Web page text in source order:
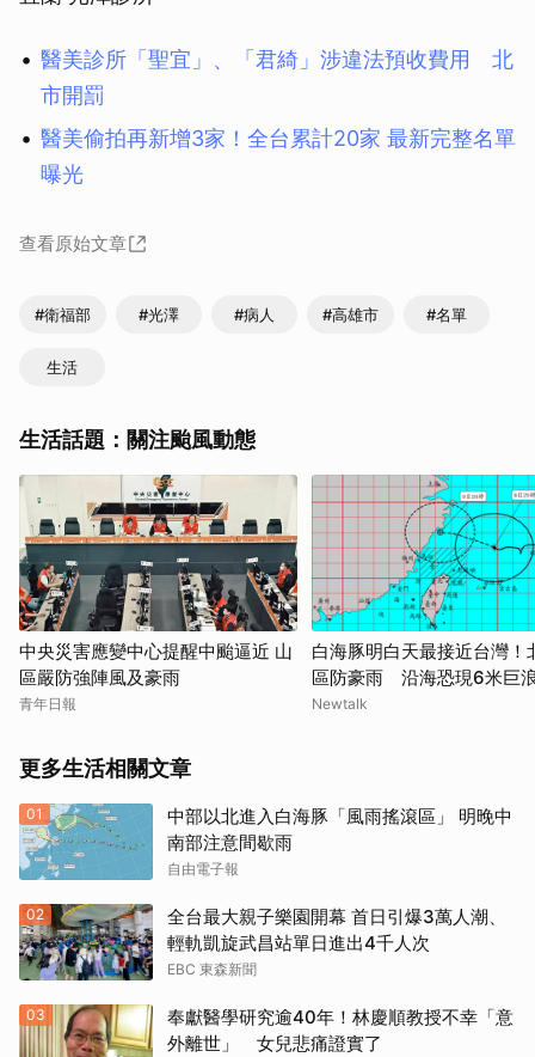
醫美診所「聖宜」、「君綺」涉違法預收費用 北
市開罰
醫美偷拍再新增3家！全台累計20家 最新完整名單
曝光
查看原始文章
#衛福部 #光澤 #病人 #高雄市 #名單
生活
生活話題：關注颱風動態
中央災害應變中心提醒中颱逼近 山
區嚴防強陣風及豪雨
青年日報
白海豚明白天最接近台灣！
區防豪雨 沿海恐現6米巨
Newtalk
更多生活相關文章
01
中部以北進入白海豚「風雨搖滾區」 明晚中
南部注意間歇雨
自由電子報
02
全台最大親子樂園開幕 首日引爆3萬人潮、
輕軌凱旋武昌站單日進出4千人次
EBC 東森新聞
03
奉獻醫學研究逾40年！林慶順教授不幸「意
外離世」 女兒悲痛證實了